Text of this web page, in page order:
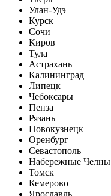
Улан-Удэ
Курск
Сочи
Киров
Тула
Астрахань
Калининград
Липецк
Чебоксары
Пенза
Рязань
Новокузнецк
Оренбург
Севастополь
Набережные Челны
Томск
Кемерово
Ярославль